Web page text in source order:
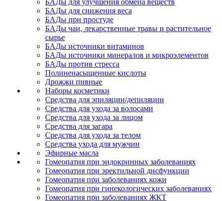
БАДы для улучшения обмена веществ
БАДы для снижения веса
БАДы при простуде
БАДы чаи, лекарственные травы и растительное
сырье
БАДы источники витаминов
БАДы источники минералов и микроэлементов
БАДы против стресса
Полиненасыщенные кислоты
Дрожжи пивные
Наборы косметики
Средства для эпиляции/депиляции
Средства для ухода за волосами
Средства для ухода за лицом
Средства для загара
Средства для ухода за телом
Средства ухода для мужчин
Эфирные масла
Гомеопатия при эндокринных заболеваниях
Гомеопатия при эректильной дисфункции
Гомеопатия при заболеваниях кожи
Гомеопатия при гинекологических заболеваниях
Гомеопатия при заболеваниях ЖКТ